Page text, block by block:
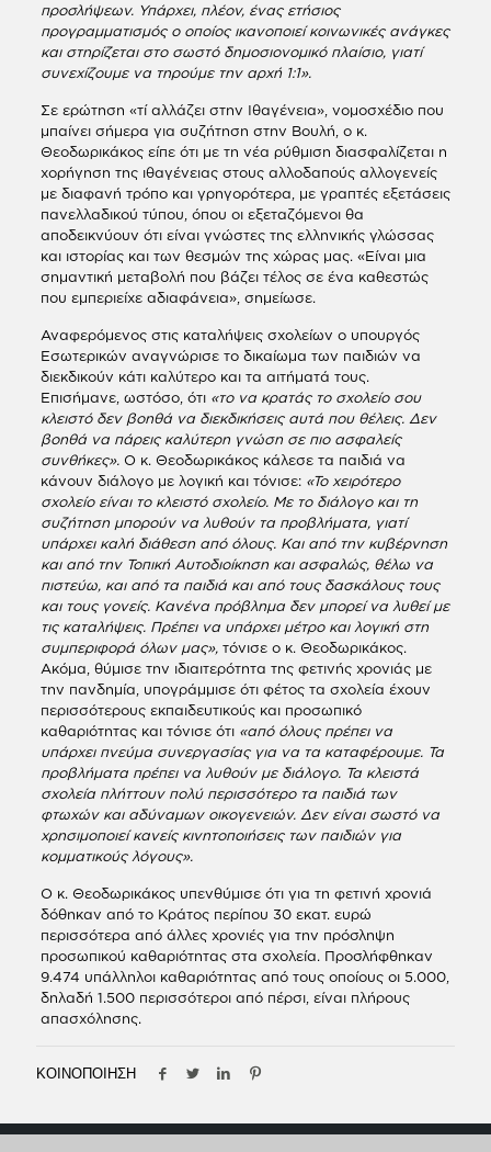
προσλήψεων. Υπάρχει, πλέον, ένας ετήσιος
προγραμματισμός ο οποίος ικανοποιεί κοινωνικές ανάγκες
και στηρίζεται στο σωστό δημοσιονομικό πλαίσιο, γιατί
συνεχίζουμε να τηρούμε την αρχή 1:1».
Σε ερώτηση «τί αλλάζει στην Ιθαγένεια», νομοσχέδιο που
μπαίνει σήμερα για συζήτηση στην Βουλή, ο κ.
Θεοδωρικάκος είπε ότι με τη νέα ρύθμιση διασφαλίζεται η
χορήγηση της ιθαγένειας στους αλλοδαπούς αλλογενείς
με διαφανή τρόπο και γρηγορότερα, με γραπτές εξετάσεις
πανελλαδικού τύπου, όπου οι εξεταζόμενοι θα
αποδεικνύουν ότι είναι γνώστες της ελληνικής γλώσσας
και ιστορίας και των θεσμών της χώρας μας. «Είναι μια
σημαντική μεταβολή που βάζει τέλος σε ένα καθεστώς
που εμπεριείχε αδιαφάνεια», σημείωσε.
Αναφερόμενος στις καταλήψεις σχολείων ο υπουργός
Εσωτερικών αναγνώρισε το δικαίωμα των παιδιών να
διεκδικούν κάτι καλύτερο και τα αιτήματά τους.
Επισήμανε, ωστόσο, ότι «το να κρατάς το σχολείο σου
κλειστό δεν βοηθά να διεκδικήσεις αυτά που θέλεις. Δεν
βοηθά να πάρεις καλύτερη γνώση σε πιο ασφαλείς
συνθήκες».Ο κ. Θεοδωρικάκος κάλεσε τα παιδιά να
κάνουν διάλογο με λογική και τόνισε: «Το χειρότερο
σχολείο είναι το κλειστό σχολείο. Με το διάλογο και τη
συζήτηση μπορούν να λυθούν τα προβλήματα, γιατί
υπάρχει καλή διάθεση από όλους. Και από την κυβέρνηση
και από την Τοπική Αυτοδιοίκηση και ασφαλώς, θέλω να
πιστεύω, και από τα παιδιά και από τους δασκάλους τους
και τους γονείς. Κανένα πρόβλημα δεν μπορεί να λυθεί με
τις καταλήψεις. Πρέπει να υπάρχει μέτρο και λογική στη
συμπεριφορά όλων μας», τόνισε ο κ. Θεοδωρικάκος.
Ακόμα, θύμισε την ιδιαιτερότητα της φετινής χρονιάς με
την πανδημία, υπογράμμισε ότι φέτος τα σχολεία έχουν
περισσότερους εκπαιδευτικούς και προσωπικό
καθαριότητας και τόνισε ότι«από όλους πρέπει να
υπάρχει πνεύμα συνεργασίας για να τα καταφέρουμε. Τα
προβλήματα πρέπει να λυθούν με διάλογο. Τα κλειστά
σχολεία πλήττουν πολύ περισσότερο τα παιδιά των
φτωχών και αδύναμων οικογενειών. Δεν είναι σωστό να
χρησιμοποιεί κανείς κινητοποιήσεις των παιδιών για
κομματικούς λόγους».
Ο κ. Θεοδωρικάκος υπενθύμισε ότι για τη φετινή χρονιά
δόθηκαν από το Κράτος περίπου 30 εκατ. ευρώ
περισσότερα από άλλες χρονιές για την πρόσληψη
προσωπικού καθαριότητας στα σχολεία. Προσλήφθηκαν
9.474 υπάλληλοι καθαριότητας από τους οποίους οι 5.000,
δηλαδή 1.500 περισσότεροι από πέρσι, είναι πλήρους
απασχόλησης.
ΚΟΙΝΟΠΟΙΗΣΗ